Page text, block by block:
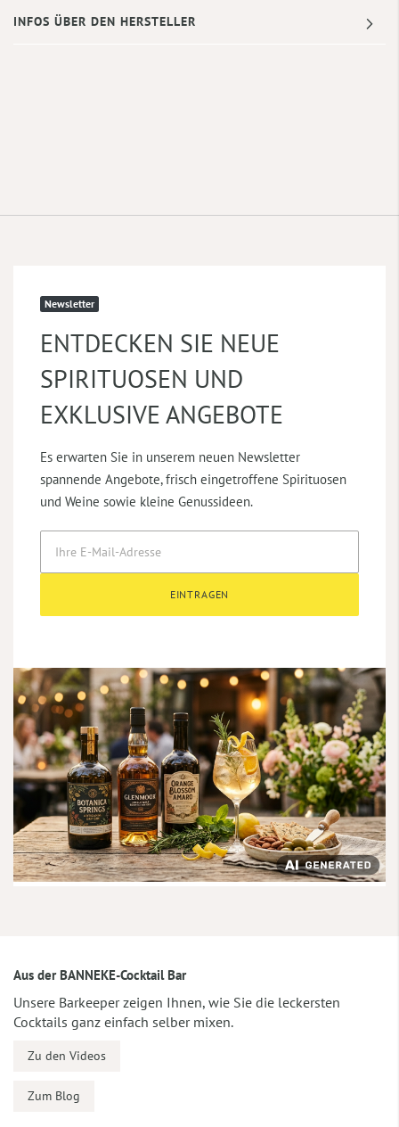
INFOS ÜBER DEN HERSTELLER
Newsletter
ENTDECKEN SIE NEUE
SPIRITUOSEN UND
EXKLUSIVE ANGEBOTE
Es erwarten Sie in unserem neuen Newsletter
spannende Angebote, frisch eingetroffene Spirituosen
und Weine sowie kleine Genussideen.
EINTRAGEN
Aus der BANNEKE-Cocktail Bar
Unsere Barkeeper zeigen Ihnen, wie Sie die leckersten
Cocktails ganz einfach selber mixen.
Zu den Videos
Zum Blog